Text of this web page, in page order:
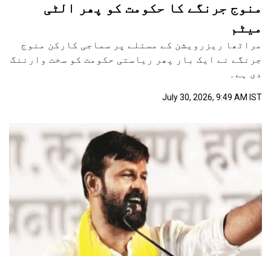
منوج جرنگے کا حکومت کو پھر الٹی
میٹم
مراٹھا ریزرویشن کے مسئلے پر سماجی کارکن منوج
جرنگے نے ایک بار پھر ریاستی حکومت کو سخت وارننگ
دی ہے۔
July 30, 2026, 9:49 AM IST